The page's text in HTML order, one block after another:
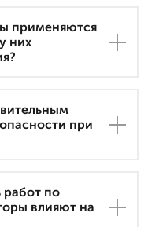
применяются
них
при
работ по
влияют на